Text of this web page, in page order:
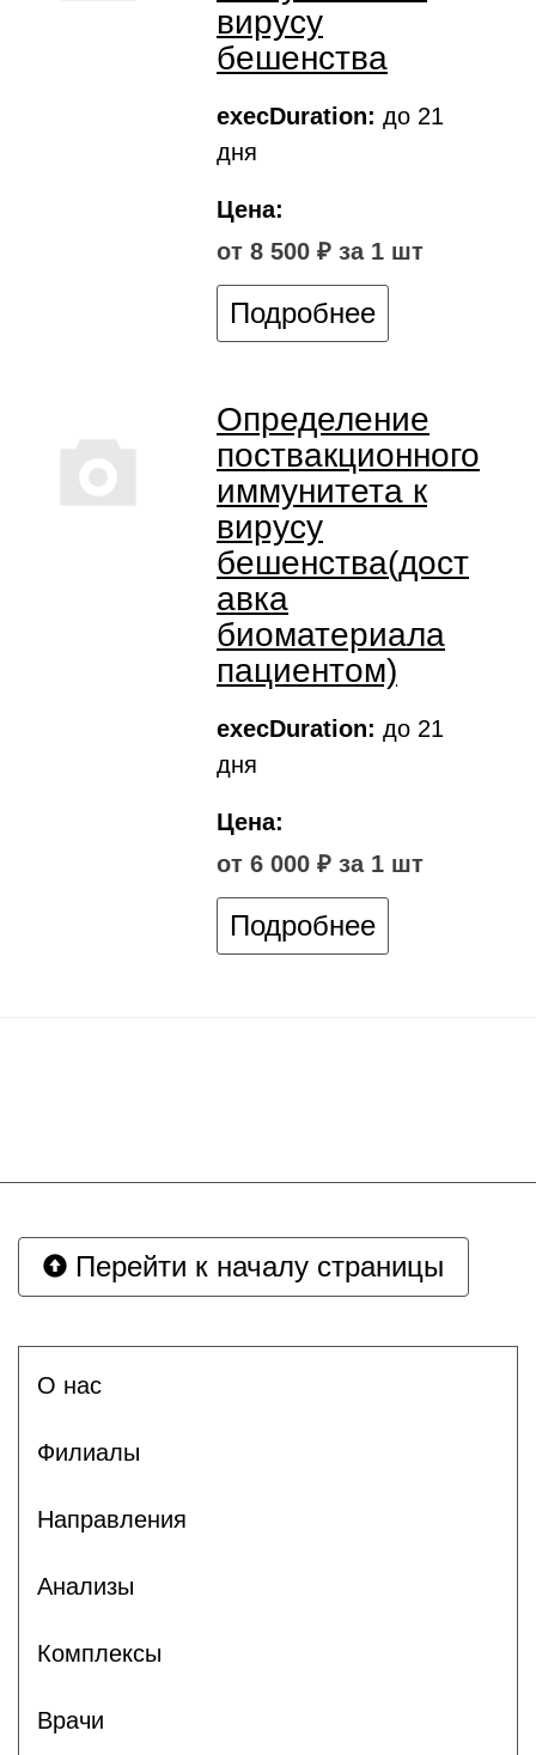
вирусу
бешенства
execDuration: до 21
дня
Цена:
от 8 500 ₽ за 1 шт
Подробнее
Определение
поствакционного
иммунитета к
вирусу
бешенства(дост
авка
биоматериала
пациентом)
execDuration: до 21
дня
Цена:
от 6 000 ₽ за 1 шт
Подробнее
Перейти к началу страницы
О нас
Филиалы
Направления
Анализы
Комплексы
Врачи